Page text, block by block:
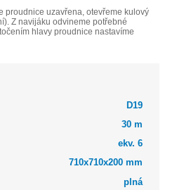
proudnice uzavřena, otevřeme kulový
Z navijáku odvineme potřebné
hlavy proudnice nastavíme
D19
30 m
ekv. 6
710x710x200 mm
plná